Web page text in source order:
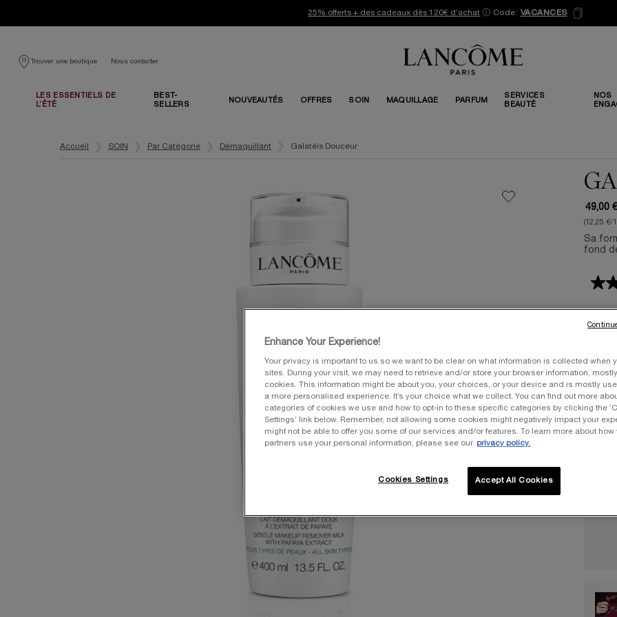
25% offerts + des cadeaux dès 120€ d’achat ⓘ Code: VACANCES
Trouver une boutique
Nous contacter
LES ESSENTIELS DE
L’ÉTÉ
BEST-
SELLERS
NOUVEAUTÉS OFFRES SOIN MAQUILLAGE PARFUM
SERVICES
BEAUTÉ
NOS
Accueil SOIN Par Catégorie Démaquillant Galatéis Douceur
49,00 €
(12,25 €/
Sa
fond
Une
−
Enhance Your Experience!
Your privacy is important to us so we want to be clear on what information is collected when
sites. During your visit, we may need to retrieve and/or store your browser information,
cookies. This information might be about you, your choices, or your device and is mostly
a more personalised experience. It’s your choice what we collect. You can find out more
categories of cookies we use and how to opt-in to these specific categories by clicking the
Settings’ link below. Remember, not allowing some cookies might negatively impact your
might not be able to offer you some of our services and/or features. To learn more about how
partners use your personal information, please see our privacy policy.
Cookies Settings Accept All Cookies